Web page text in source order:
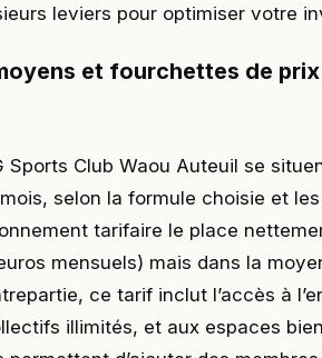
leviers pour optimiser votre
et fourchettes de
Sports Club Waou Auteuil se
selon la formule choisie et
tarifaire le place
mensuels) mais dans la
ce tarif inclut l’accès à
illimités, et aux espaces